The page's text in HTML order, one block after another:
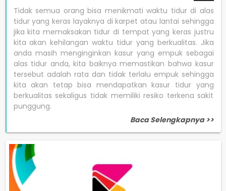
Tidak semua orang bisa menikmati waktu tidur di alas
tidur yang keras layaknya di karpet atau lantai sehingga
jika kita memaksakan tidur di tempat yang keras justru
kita akan kehilangan waktu tidur yang berkualitas. Jika
anda masih menginginkan kasur yang empuk sebagai
alas tidur anda, kita baiknya memastikan bahwa kasur
tersebut adalah rata dan tidak terlalu empuk sehingga
kita akan tetap bisa mendapatkan kasur tidur yang
berkualitas sekaligus tidak memiliki resiko terkena sakit
punggung.
Baca Selengkapnya >>